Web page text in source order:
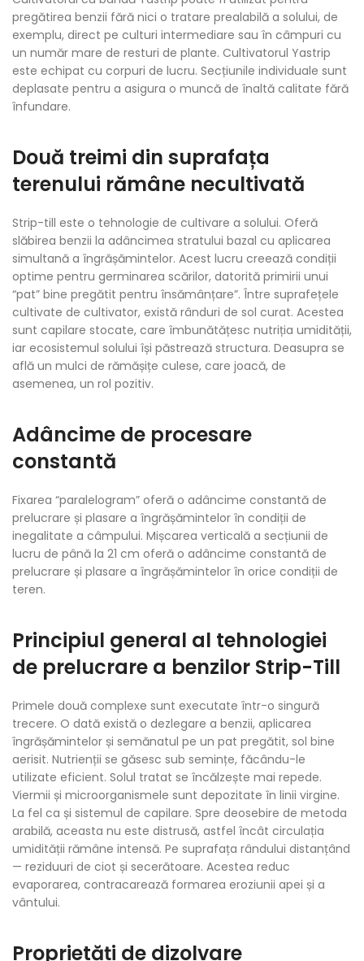
pregătirea benzii fără nici o tratare prealabilă a solului, de
exemplu, direct pe culturi intermediare sau în câmpuri cu
un număr mare de resturi de plante. Cultivatorul Yastrip
este echipat cu corpuri de lucru. Secțiunile individuale sunt
deplasate pentru a asigura o muncă de înaltă calitate fără
înfundare.
Două treimi din suprafața
terenului rămâne necultivată
Strip-till este o tehnologie de cultivare a solului. Oferă
slăbirea benzii la adâncimea stratului bazal cu aplicarea
simultană a îngrășămintelor. Acest lucru creează condiții
optime pentru germinarea scărilor, datorită primirii unui
“pat” bine pregătit pentru însămânțare”. Între suprafețele
cultivate de cultivator, există rânduri de sol curat. Acestea
sunt capilare stocate, care îmbunătățesc nutriția umidității,
iar ecosistemul solului își păstrează structura. Deasupra se
află un mulci de rămășițe culese, care joacă, de
asemenea, un rol pozitiv.
Adâncime de procesare
constantă
Fixarea “paralelogram” oferă o adâncime constantă de
prelucrare și plasare a îngrășămintelor în condiții de
inegalitate a câmpului. Mișcarea verticală a secțiunii de
lucru de până la 21 cm oferă o adâncime constantă de
prelucrare și plasare a îngrășămintelor în orice condiții de
teren.
Principiul general al tehnologiei
de prelucrare a benzilor Strip-Till
Primele două complexe sunt executate într-o singură
trecere. O dată există o dezlegare a benzii, aplicarea
îngrășămintelor și semănatul pe un pat pregătit, sol bine
aerisit. Nutrienții se găsesc sub semințe, făcându-le
utilizate eficient. Solul tratat se încălzește mai repede.
Viermii și microorganismele sunt depozitate în linii virgine.
La fel ca și sistemul de capilare. Spre deosebire de metoda
arabilă, aceasta nu este distrusă, astfel încât circulația
umidității rămâne intensă. Pe suprafața rândului distanțând
— reziduuri de ciot și secerătoare. Acestea reduc
evaporarea, contracarează formarea eroziunii apei și a
vântului.
Proprietăți de dizolvare